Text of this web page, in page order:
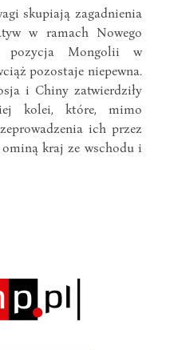
skupiają zagadnienia
w ramach Nowego
pozycja Mongolii w
pozostaje niepewna.
i Chiny zatwierdziły
kolei, które, mimo
ich przez
kraj ze wschodu i